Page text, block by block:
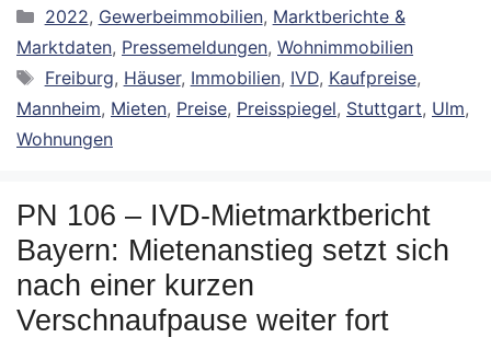
Kategorien
2022, Gewerbeimmobilien, Marktberichte &
Marktdaten, Pressemeldungen, Wohnimmobilien
Schlagwörter
Freiburg, Häuser, Immobilien, IVD, Kaufpreise,
Mannheim, Mieten, Preise, Preisspiegel, Stuttgart, Ulm,
Wohnungen
PN 106 – IVD-Mietmarktbericht
Bayern: Mietenanstieg setzt sich
nach einer kurzen
Verschnaufpause weiter fort